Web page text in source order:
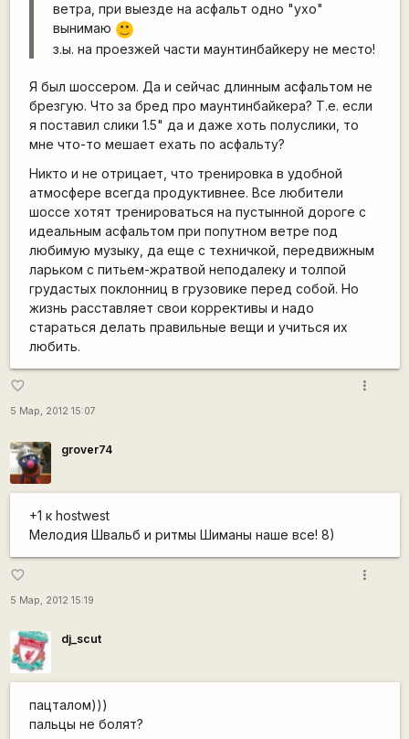
ветра, при выезде на асфальт одно "ухо"
вынимаю
:)
з.ы. на проезжей части маунтинбайкеру не место!
Я был шоссером. Да и сейчас длинным асфальтом не
брезгую. Что за бред про маунтинбайкера? Т.е. если
я поставил слики 1.5" да и даже хоть полуслики, то
мне что-то мешает ехать по асфальту?
Никто и не отрицает, что тренировка в удобной
атмосфере всегда продуктивнее. Все любители
шоссе хотят тренироваться на пустынной дороге с
идеальным асфальтом при попутном ветре под
любимую музыку, да еще с техничкой, передвижным
ларьком с питьем-жратвой неподалеку и толпой
грудастых поклонниц в грузовике перед собой. Но
жизнь расставляет свои коррективы и надо
стараться делать правильные вещи и учиться их
любить.
favorite_border
5 Мар, 2012 15:07
more_vert
grover74
+1 к hostwest
Мелодия Швальб и ритмы Шиманы наше все! 8)
favorite_border
5 Мар, 2012 15:19
more_vert
dj_scut
пацталом)))
пальцы не болят?